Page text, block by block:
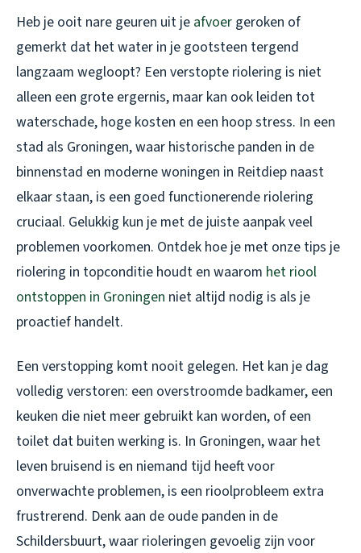
Heb je ooit nare geuren uit je afvoer geroken of
gemerkt dat het water in je gootsteen tergend
langzaam wegloopt? Een verstopte riolering is niet
alleen een grote ergernis, maar kan ook leiden tot
waterschade, hoge kosten en een hoop stress. In een
stad als Groningen, waar historische panden in de
binnenstad en moderne woningen in Reitdiep naast
elkaar staan, is een goed functionerende riolering
cruciaal. Gelukkig kun je met de juiste aanpak veel
problemen voorkomen. Ontdek hoe je met onze tips je
riolering in topconditie houdt en waarom het riool
ontstoppen in Groningen niet altijd nodig is als je
proactief handelt.
Een verstopping komt nooit gelegen. Het kan je dag
volledig verstoren: een overstroomde badkamer, een
keuken die niet meer gebruikt kan worden, of een
toilet dat buiten werking is. In Groningen, waar het
leven bruisend is en niemand tijd heeft voor
onverwachte problemen, is een rioolprobleem extra
frustrerend. Denk aan de oude panden in de
Schildersbuurt, waar rioleringen gevoelig zijn voor